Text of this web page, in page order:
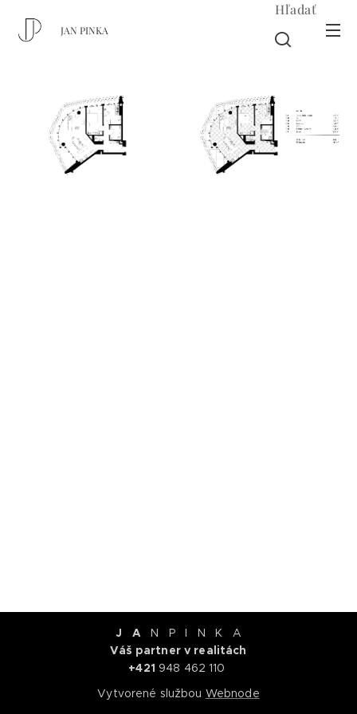
JAN PINKA
Hľadať
J A
N P I N K A
Váš partner v realitách
+421 948 462 110
Vytvorené službou Webnode